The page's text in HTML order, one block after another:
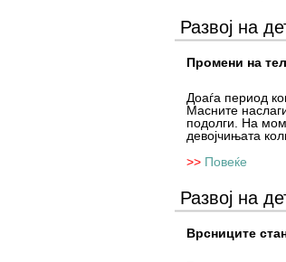
Развој на
Промени на
Доаѓа период
Масните
подолги. На
девојчињата
>> Повеќе
Развој на
Врсниците